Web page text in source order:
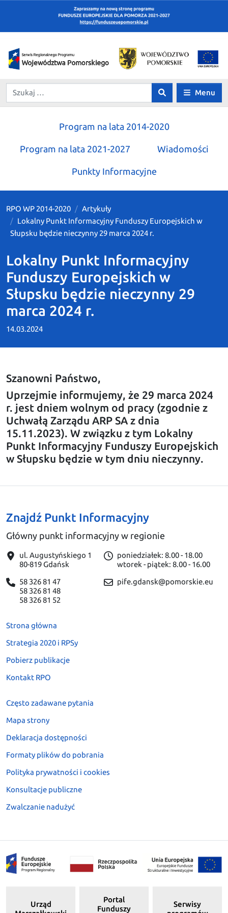
Menu
Program na lata 2014-2020
Program na lata 2021-2027 Wiadomości
Punkty Informacyjne
RPO WP 2014-2020
Artykuły
Lokalny Punkt Informacyjny Funduszy Europejskich w
Słupsku będzie nieczynny 29 marca 2024 r.
Lokalny Punkt Informacyjny
Funduszy Europejskich w
Słupsku będzie nieczynny 29
marca 2024 r.
14.03.2024
Szanowni Państwo,
Uprzejmie informujemy, że 29 marca 2024
r. jest dniem wolnym od pracy (zgodnie z
Uchwałą Zarządu ARP SA z dnia
15.11.2023). W związku z tym Lokalny
Punkt Informacyjny Funduszy Europejskich
w Słupsku będzie w tym dniu nieczynny.
Znajdź Punkt Informacyjny
Główny punkt informacyjny w regionie
ul. Augustyńskiego 1
80-819 Gdańsk
58 326 81 47
58 326 81 48
58 326 81 52
poniedziałek: 8.00 - 18.00
wtorek - piątek: 8.00 - 16.00
pife.gdansk@pomorskie.eu
Strona główna
Strategia 2020 i RPSy
Pobierz publikacje
Kontakt RPO
Często zadawane pytania
Mapa strony
Deklaracja dostępności
Formaty plików do pobrania
Polityka prywatności i cookies
Konsultacje publiczne
Zwalczanie nadużyć
Urząd
Portal
Funduszy
Serwisy